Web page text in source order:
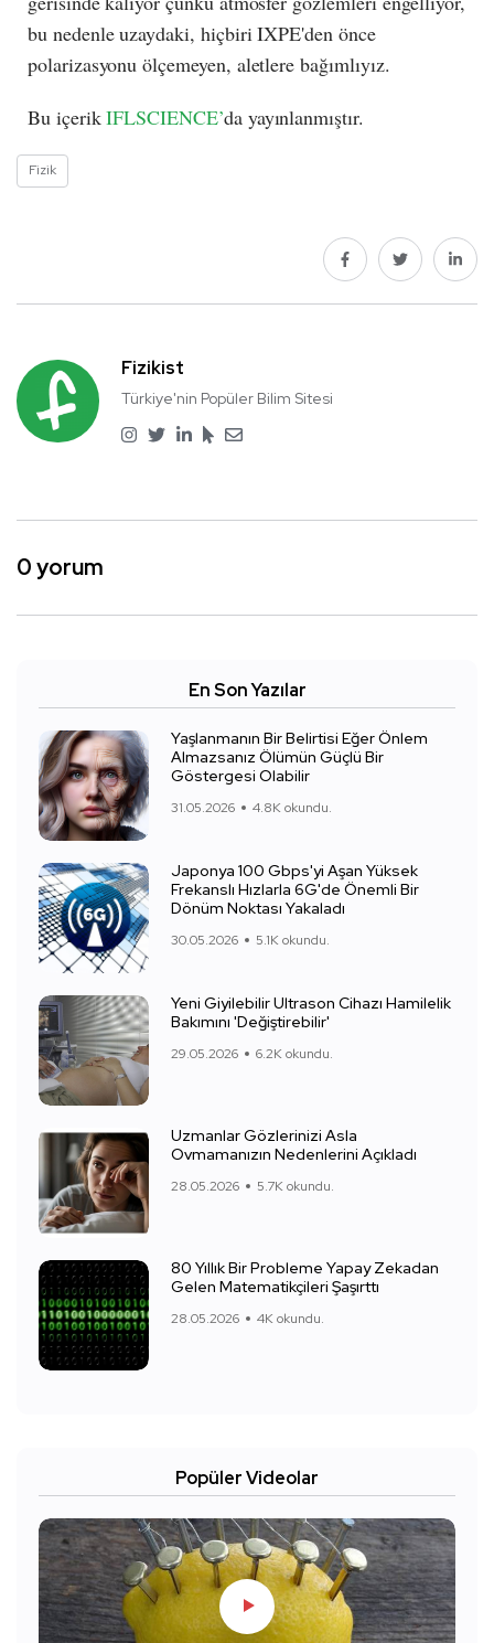
bu nedenle uzaydaki, hiçbiri IXPE'den önce
polarizasyonu ölçemeyen, aletlere bağımlıyız.
Bu içerikIFLSCIENCE’da yayınlanmıştır.
Fizik
Fizikist
Türkiye'nin Popüler Bilim Sitesi
0 yorum
En Son Yazılar
Yaşlanmanın Bir Belirtisi Eğer Önlem
Almazsanız Ölümün Güçlü Bir
Göstergesi Olabilir
31.05.2026 4.8K okundu.
Japonya 100 Gbps'yi Aşan Yüksek
Frekanslı Hızlarla 6G'de Önemli Bir
Dönüm Noktası Yakaladı
30.05.2026 5.1K okundu.
Yeni Giyilebilir Ultrason Cihazı Hamilelik
Bakımını 'Değiştirebilir'
29.05.2026 6.2K okundu.
Uzmanlar Gözlerinizi Asla
Ovmamanızın Nedenlerini Açıkladı
28.05.2026 5.7K okundu.
80 Yıllık Bir Probleme Yapay Zekadan
Gelen Matematikçileri Şaşırttı
28.05.2026 4K okundu.
Popüler Videolar